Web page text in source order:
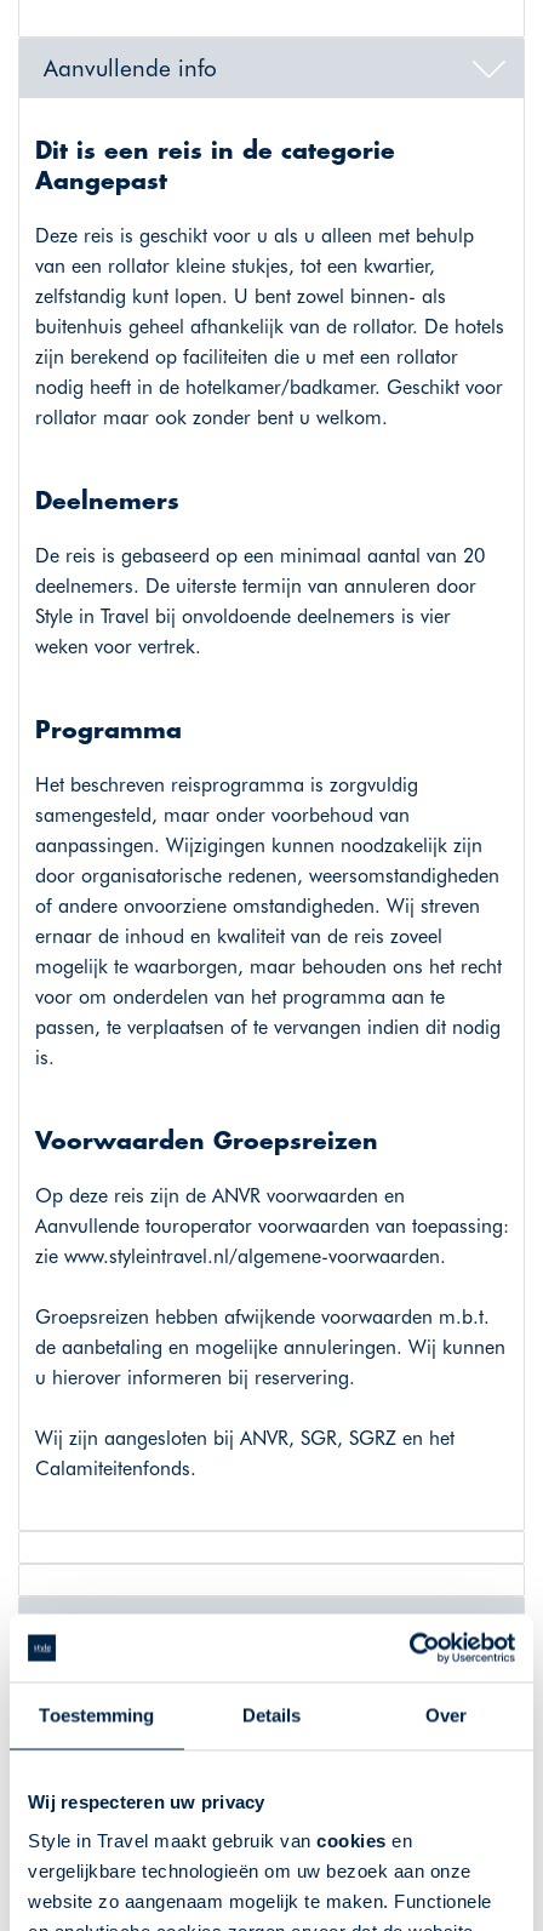
Toestemming Details Over
Wij respecteren uw privacy
Style in Travel maakt gebruik van cookies en
vergelijkbare technologieën om uw bezoek aan onze
website zo aangenaam mogelijk te maken. Functionele
Aanvullende info
Dit is een reis in de categorie
Aangepast
Deze reis is geschikt voor u als u alleen met behulp
van een rollator kleine stukjes, tot een kwartier,
zelfstandig kunt lopen. U bent zowel binnen- als
buitenhuis geheel afhankelijk van de rollator. De hotels
zijn berekend op faciliteiten die u met een rollator
nodig heeft in de hotelkamer/badkamer. Geschikt voor
rollator maar ook zonder bent u welkom.
Deelnemers
De reis is gebaseerd op een minimaal aantal van 20
deelnemers. De uiterste termijn van annuleren door
Style in Travel bij onvoldoende deelnemers is vier
weken voor vertrek.
Programma
Het beschreven reisprogramma is zorgvuldig
samengesteld, maar onder voorbehoud van
aanpassingen. Wijzigingen kunnen noodzakelijk zijn
door organisatorische redenen, weersomstandigheden
of andere onvoorziene omstandigheden. Wij streven
ernaar de inhoud en kwaliteit van de reis zoveel
mogelijk te waarborgen, maar behouden ons het recht
voor om onderdelen van het programma aan te
passen, te verplaatsen of te vervangen indien dit nodig
is.
Voorwaarden Groepsreizen
Op deze reis zijn de ANVR voorwaarden en
Aanvullende touroperator voorwaarden van toepassing:
zie www.styleintravel.nl/algemene-voorwaarden.
Groepsreizen hebben afwijkende voorwaarden m.b.t.
de aanbetaling en mogelijke annuleringen. Wij kunnen
u hierover informeren bij reservering.
Wij zijn aangesloten bij ANVR, SGR, SGRZ en het
Calamiteitenfonds.
Praktische info
ouderen en is onderdeel van Style in Travel. Wij
ontwikkelen reizen waarbij gemak, comfort en
persoonlijke aandacht centraal staan. Onze organisatie